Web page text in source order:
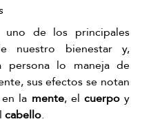
de los principales
nuestro bienestar y,
persona lo maneja de
sus efectos se notan
la mente, el cuerpo y
cabello.